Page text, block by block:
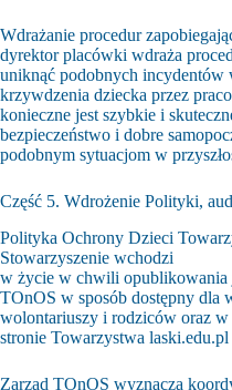
Wdrażanie procedur
dyrektor placówki wdraża
uniknąć podobnych incydentów
krzywdzenia dziecka przez
konieczne jest szybkie i
bezpieczeństwo i dobre
podobnym sytuacjom w
Część 5. Wdrożenie Polityki,
Polityka Ochrony Dzieci
Stowarzyszenie wchodzi
w życie w chwili opublikowania
TOnOS w sposób dostępny dla
wolontariuszy i rodziców oraz w
stronie Towarzystwa laski.edu.pl
Zarząd TOnOS wyznacza